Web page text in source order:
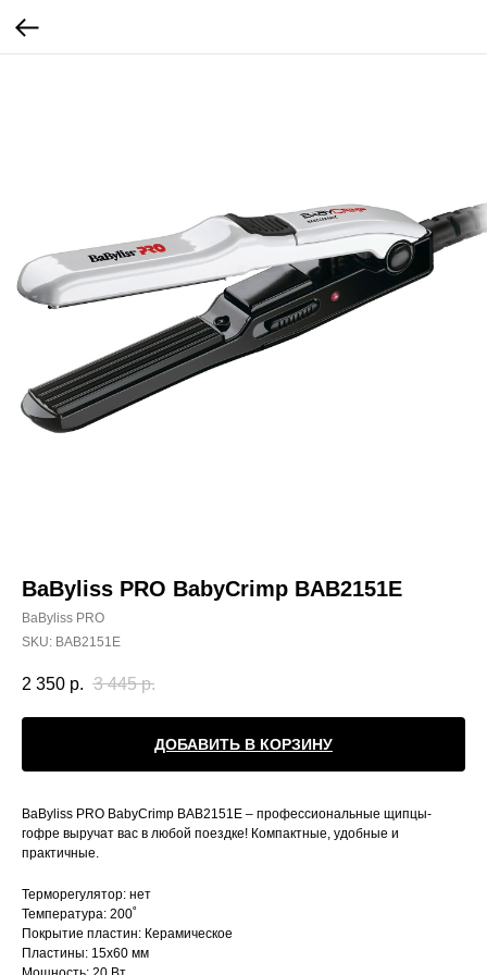
BaByliss PRO BabyCrimp BAB2151E
BaByliss PRO
SKU: BAB2151E
2 350 р. 3 445 р.
ДОБАВИТЬ В КОРЗИНУ
BaByliss PRO BabyCrimp BAB2151E – профессиональные щипцы-
гофре выручат вас в любой поездке! Компактные, удобные и
практичные.
Терморегулятор: нет
Температура: 200˚
Покрытие пластин: Керамическое
Пластины: 15x60 мм